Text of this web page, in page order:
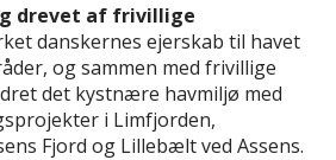
drevet af frivillige
danskernes ejerskab til havet
og sammen med frivillige
det kystnære havmiljø med
i Limfjorden,
Fjord og Lillebælt ved Assens.